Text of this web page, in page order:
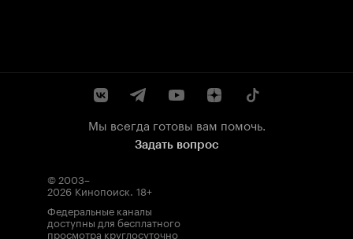
Мы всегда готовы вам помочь.
Задать вопрос
© 2003–
2026 Кинопоиск. 18+
Федеральные каналы
доступны для бесплатного
просмотра круглосуточно